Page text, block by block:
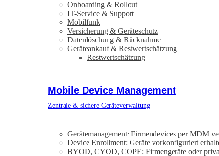
Onboarding & Rollout
IT-Service & Support
Mobilfunk
Versicherung & Geräteschutz
Datenlöschung & Rücknahme
Geräteankauf & Restwertschätzung
Restwertschätzung
Mobile Device Management
Zentrale & sichere Geräteverwaltung
Gerätemanagement: Firmendevices per MDM
Device Enrollment: Geräte vorkonfiguriert
BYOD, CYOD, COPE: Firmengeräte oder